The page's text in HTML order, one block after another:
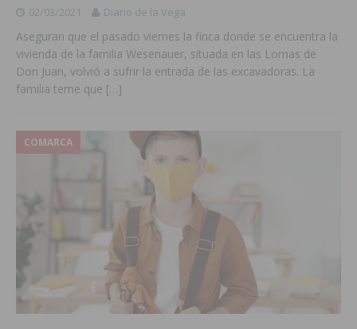
02/03/2021 Diario de la Vega
Aseguran que el pasado viernes la finca donde se encuentra la
vivienda de la familia Wesenauer, situada en las Lomas de
Don Juan, volvió a sufrir la entrada de las excavadoras. La
familia teme que […]
COMARCA